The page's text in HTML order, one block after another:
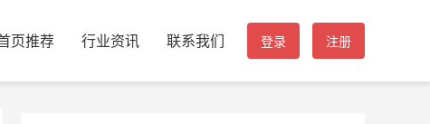
登录 注册
页推荐 行业资讯 联系我们